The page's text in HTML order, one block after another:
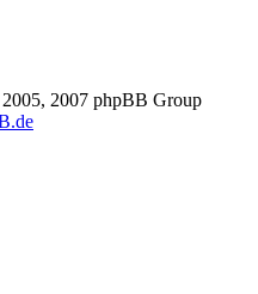
2007 phpBB Group